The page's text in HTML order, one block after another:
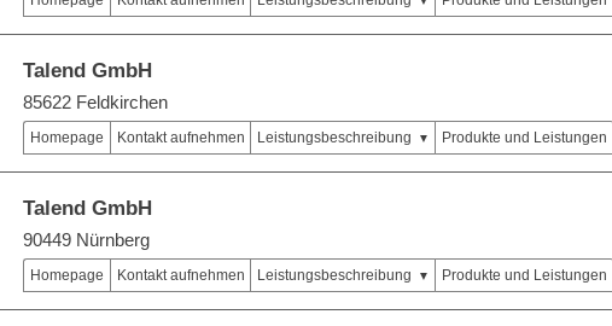
Talend GmbH
85622 Feldkirchen
Homepage Kontakt aufnehmen Leistungsbeschreibung Produkte und Leistungen
Talend GmbH
90449 Nürnberg
Homepage Kontakt aufnehmen Leistungsbeschreibung Produkte und Leistungen